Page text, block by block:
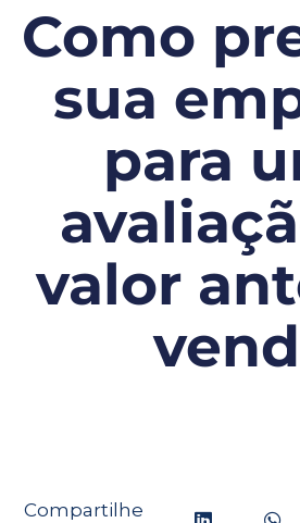
Como
sua
para
valor
Compartilhe